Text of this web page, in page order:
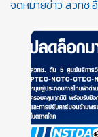
จดหมายข่าว สวทช.